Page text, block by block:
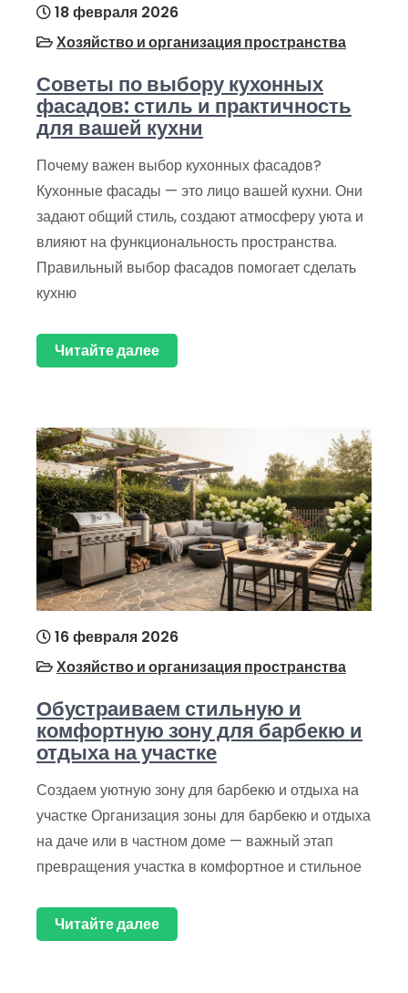
18 февраля 2026
Хозяйство и организация пространства
Советы по выбору кухонных
фасадов: стиль и практичность
для вашей кухни
Почему важен выбор кухонных фасадов?
Кухонные фасады — это лицо вашей кухни. Они
задают общий стиль, создают атмосферу уюта и
влияют на функциональность пространства.
Правильный выбор фасадов помогает сделать
кухню
Читайте далее
16 февраля 2026
Хозяйство и организация пространства
Обустраиваем стильную и
комфортную зону для барбекю и
отдыха на участке
Создаем уютную зону для барбекю и отдыха на
участке Организация зоны для барбекю и отдыха
на даче или в частном доме — важный этап
превращения участка в комфортное и стильное
Читайте далее